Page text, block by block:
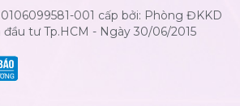
001 cấp bởi: Phòng ĐKKD
đầu tư Tp.HCM - Ngày 30/06/2015